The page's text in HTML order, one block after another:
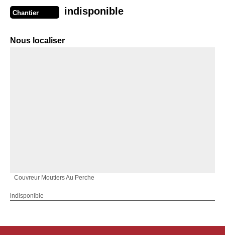
Chantier indisponible
Nous localiser
Couvreur Moutiers Au Perche
indisponible